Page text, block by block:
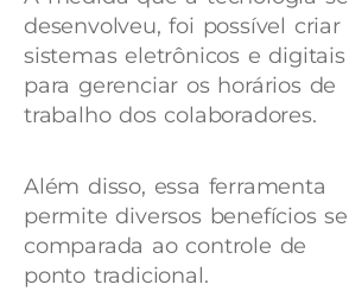
desenvolveu, foi possível criar
sistemas eletrônicos e digitais
para gerenciar os horários de
trabalho dos colaboradores.
Além disso, essa ferramenta
permite diversos benefícios se
comparada ao controle de
ponto tradicional.